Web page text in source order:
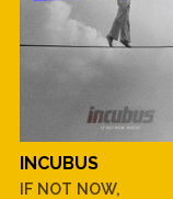
INCUBUS
IF NOT NOW,